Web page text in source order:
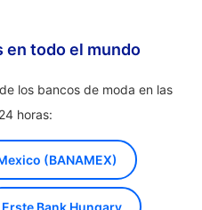
en todo el mundo
los bancos de moda en las
horas:
(BANAMEX)
Erste Bank Hungary